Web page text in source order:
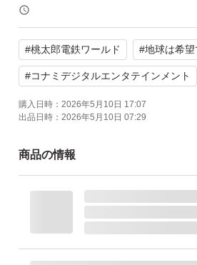
します。
あくまで中古品になりますのでご
しくお願い致します。
ソフトの動作確認済みになります
商品にも、やや傷や汚れありとし
また私の悪い評価につきまして
#桃太郎電鉄ワールド #地球は希
#コナミデジタルエンタテインメント
購入日時： 2026年5月10日 17:07
出品日時： 2026年5月10日 07:29
商品の情報